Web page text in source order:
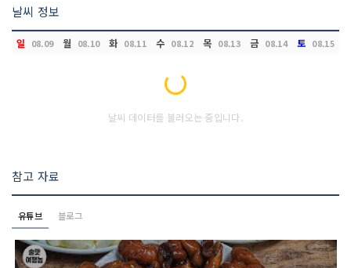
날씨 정보
일 08.09 월 08.10 화 08.11 수 08.12 목 08.13 금 08.14 토 08.15
Loading...
날씨 데이터를 불러오는 중입니다.
참고 자료
유튜브 블로그